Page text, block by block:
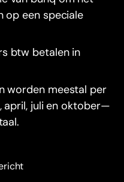
op een speciale
btw betalen in
worden meestal per
april, juli en oktober—